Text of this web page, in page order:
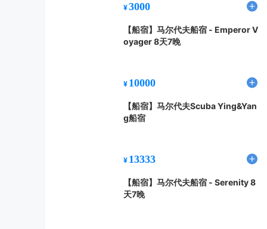
¥3000
【船宿】马尔代夫船宿 - Emperor V
oyager 8天7晚
¥ 10000
【船宿】马尔代夫Scuba Ying&Yan
g船宿
¥ 13333
【船宿】马尔代夫船宿 - Serenity 8
天7晚